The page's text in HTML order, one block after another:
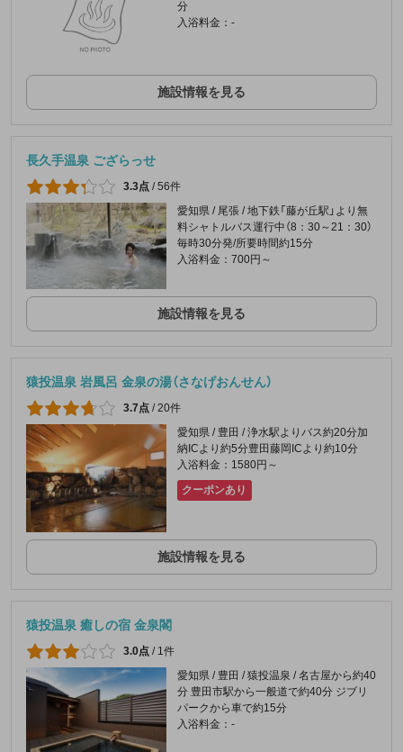
分
入浴料金：-
施設情報を見る
長久手温泉 ござらっせ
3.3点 /56件
愛知県 / 尾張 / 地下鉄「藤が丘駅」より無
料シャトルバス運行中（8：30～21：30）
毎時30分発/所要時間約15分
入浴料金：700円～
施設情報を見る
猿投温泉 岩風呂 金泉の湯（さなげおんせん）
3.7点 /20件
愛知県 / 豊田 / 浄水駅よりバス約20分加
納ICより約5分豊田藤岡ICより約10分
入浴料金：1580円～
クーポンあり
施設情報を見る
猿投温泉 癒しの宿 金泉閣
3.0点 / 1件
愛知県 / 豊田 / 猿投温泉 / 名古屋から約40
分 豊田市駅から一般道で約40分 ジブリ
パークから車で約15分
入浴料金：-